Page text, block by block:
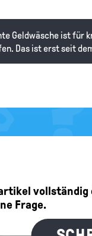
Geldwäsche ist für
Das ist erst seit
Frage.